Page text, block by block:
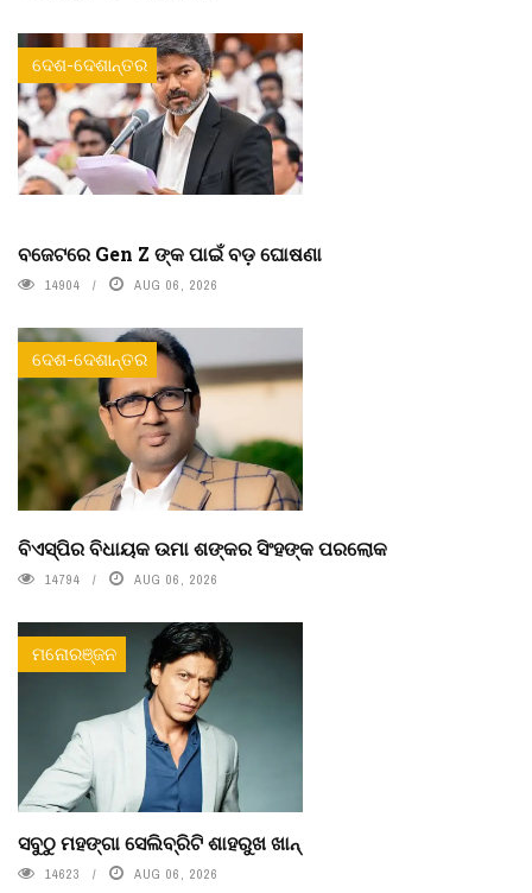
ଦେଶ-ଦେଶାନ୍ତର
ବଜେଟରେ Gen Z ଙ୍କ ପାଇଁ ବଡ଼ ଘୋଷଣା
14904 AUG 06, 2026
ଦେଶ-ଦେଶାନ୍ତର
ବିଏସ୍‌ପିର ବିଧାୟକ ଉମା ଶଙ୍କର ସିଂହଙ୍କ ପରଲୋକ
14794 AUG 06, 2026
ମନୋରଞ୍ଜନ
ସବୁଠୁ ମହଙ୍ଗା ସେଲିବ୍ରିଟି ଶାହରୁଖ ଖାନ୍
14623 AUG 06, 2026